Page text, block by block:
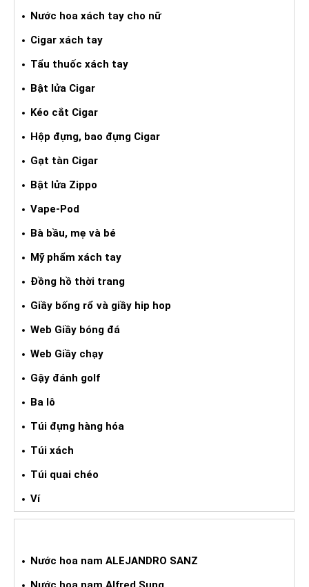
Nước hoa xách tay cho nữ
Cigar xách tay
Tẩu thuốc xách tay
Bật lửa Cigar
Kéo cắt Cigar
Hộp đựng, bao đựng Cigar
Gạt tàn Cigar
Bật lửa Zippo
Vape-Pod
Bà bầu, mẹ và bé
Mỹ phẩm xách tay
Đồng hồ thời trang
Giầy bống rổ và giầy hip hop
Web Giầy bóng đá
Web Giầy chạy
Gậy đánh golf
Ba lô
Túi đựng hàng hóa
Túi xách
Túi quai chéo
Ví
Nước hoa nam ALEJANDRO SANZ